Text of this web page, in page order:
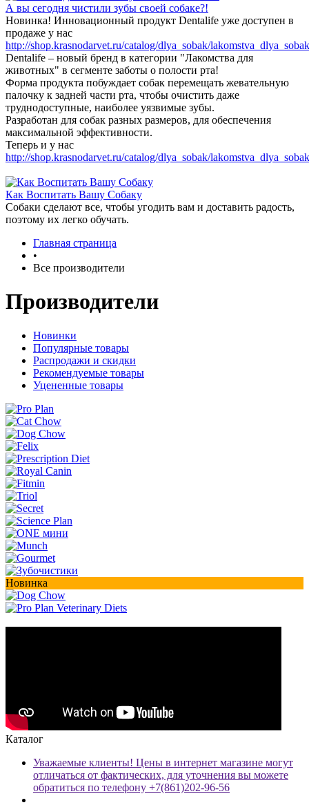
А вы сегодня чистили зубы своей собаке?!
Новинка! Инновационный продукт Dentalife уже доступен в
продаже у нас
http://shop.krasnodarvet.ru/catalog/dlya_sobak/
Dentalife – новый бренд в категории "Лакомства для
животных" в сегменте заботы о полости рта!
Форма продукта побуждает собак перемещать жевательную
палочку к задней части рта, чтобы очистить даже
труднодоступные, наиболее уязвимые зубы.
Разработан для собак разных размеров, для обеспечения
максимальной эффективности.
Теперь и у нас
http://shop.krasnodarvet.ru/catalog/dlya_sobak/
Как Воспитать Вашу Собаку
Собаки сделают все, чтобы угодить вам и доставить радость,
поэтому их легко обучать.
Главная страница
•
Все производители
Производители
Новинки
Популярные товары
Распродажи и скидки
Рекомендуемые товары
Уцененные товары
Новинка
Каталог
Уважаемые клиенты! Цены в интернет магазине могут
отличаться от фактических, для уточнения вы можете
обратиться по телефону +7(861)202-96-56